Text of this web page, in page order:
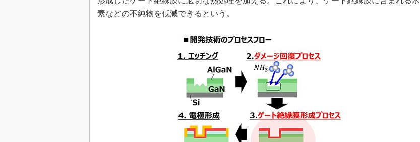
素などの不純物を低減できるという。